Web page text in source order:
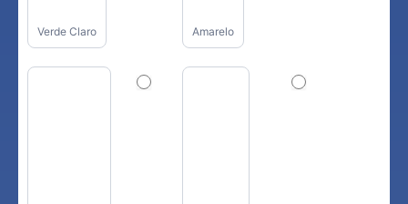
Verde Claro Amarelo